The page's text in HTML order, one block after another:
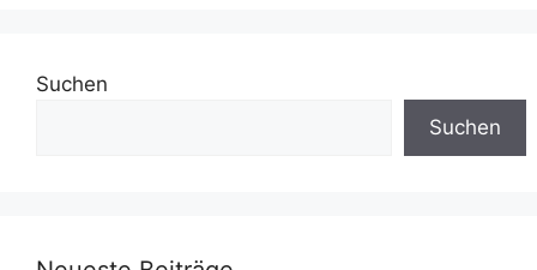
Suchen
Suchen